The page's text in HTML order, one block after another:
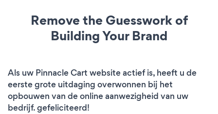
Remove the Guesswork of
Building Your Brand
Als uw Pinnacle Cart website actief is, heeft u de
eerste grote uitdaging overwonnen bij het
opbouwen van de online aanwezigheid van uw
bedrijf. gefeliciteerd!